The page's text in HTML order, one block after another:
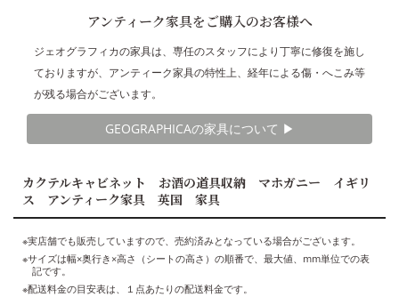
アンティーク家具をご購入のお客様へ
ジェオグラフィカの家具は、専任のスタッフにより丁寧に修復を施し
ておりますが、アンティーク家具の特性上、経年による傷・へこみ等
が残る場合がございます。
GEOGRAPHICAの家具について ▶︎
カクテルキャビネット お酒の道具収納 マホガニー イギリ
ス アンティーク家具 英国 家具
※実店舗でも販売していますので、売約済みとなっている場合がございます。
※サイズは幅×奥行き×高さ（シートの高さ）の順番で、最大値、mm単位での表
記です。
※配送料金の目安表は、１点あたりの配送料金です。